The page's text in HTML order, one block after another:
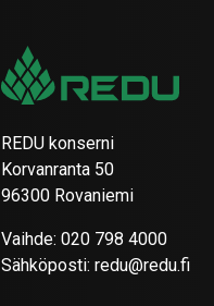
REDU konserni
Korvanranta 50
96300 Rovaniemi
Vaihde: 020 798 4000
Sähköposti: redu@redu.fi